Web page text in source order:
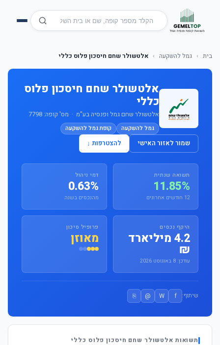
בית › גמל להשקעה › אלטשולר שחם חיסכון פלוס כללי
אלטשולר שחם חיסכון פלוס
כללי
אלטשולר שחם גמל ופנסיה בע"מ · מס' קופה: 7798
גמל להשקעה קופת גמל להשקעה
שמור לאזור האישי להצטרפות ↓
תשואה שנתית
11.85%
12 חודשים אחרונים
דמי ניהול
0.63%
מהנכסים בשנה
היקף נכסים
4.2 מיליארד
₪
עודכן: 8 באוגוסט 2026
פרופיל סיכון
מאוזן
שיתוף: f
W
@
⎘
תשואות אלטשולר שחם חיסכון פלוס כללי